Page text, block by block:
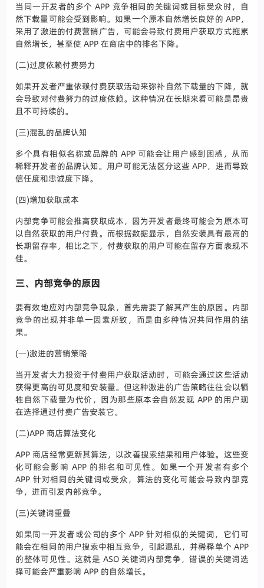
当同一开发者的多个 APP 竞争相同的关键词或目标受众时，自
然下载量可能会受到影响。如果一个原本自然增长良好的 APP，
采用了激进的付费营销广告，可能会导致付费用户获取方式拖累
自然增长，甚至使 APP 在商店中的排名下降。
(二)过度依赖付费努力
如果开发者严重依赖付费获取活动来弥补自然下载量的下降，就
会导致对付费努力的过度依赖。这种情况在长期来看可能是昂贵
且不可持续的。
(三)混乱的品牌认知
多个具有相似名称或品牌的 APP 可能会让用户感到困惑，从而
稀释开发者的品牌认知。用户可能无法区分这些 APP，进而导致
信任度和忠诚度下降。
(四)增加获取成本
内部竞争可能会推高获取成本，因为开发者最终可能会为原本可
以自然获取的用户付费。而根据数据显示，自然安装具有最高的
长期留存率，相比之下，付费获取的用户可能在留存方面表现不
佳。
三、内部竞争的原因
要有效地应对内部竞争现象，首先需要了解其产生的原因。内部
竞争的出现并非单一因素所致，而是由多种情况共同作用的结
果。
(一)激进的营销策略
当开发者大力投资于付费用户获取活动时，可能会通过这些活动
获得更高的可见度和安装量。但这种激进的广告策略往往会以牺
牲自然下载量为代价，因为那些原本会自然发现 APP 的用户现
在选择通过付费广告安装它。
(二)APP 商店算法变化
APP 商店经常更新其算法，以改善搜索结果和用户体验。这些变
化可能会影响 APP 的排名和可见性。如果一个开发者有多个
APP 针对相同的关键词或受众，算法的变化可能会导致内部竞
争，进而引发内部竞争。
(三)关键词重叠
如果同一开发者或公司的多个 APP 针对相似的关键词，它们可
能会在相同的用户搜索中相互竞争，引起混乱，并稀释单个 APP
的整体可见性。这就是 ASO 关键词内部竞争，错误的关键词选
择可能会严重影响 APP 的自然增长。